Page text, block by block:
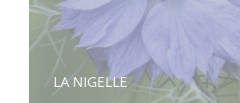
LA NIGELLE